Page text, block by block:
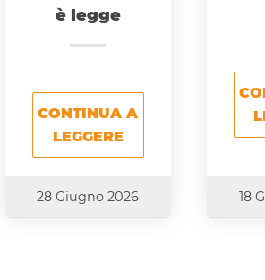
è legge
CONTINUA A
LEGGERE
28 Giugno 2026 18